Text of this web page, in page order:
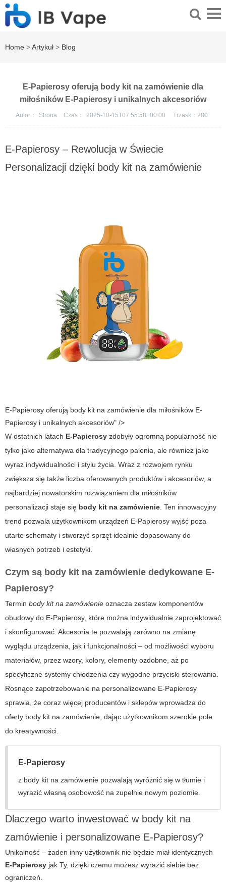
Home >Artykuł > Blog
E-Papierosy oferują body kit na zamówienie dla
miłośników E-Papierosy i unikalnych akcesoriów
Autor： Strona Czas： 2025-10-15T07:55:58+00:00 Trzask： 280
E-Papierosy – Rewolucja w Świecie
Personalizacji dzięki body kit na zamówienie
E-Papierosy oferują body kit na zamówienie dla miłośników E-
Papierosy i unikalnych akcesoriów" />
W ostatnich latach E-Papierosy zdobyły ogromną popularność nie
tylko jako alternatywa dla tradycyjnego palenia, ale również jako
wyraz indywidualności i stylu życia. Wraz z rozwojem rynku
zwiększa się także liczba oferowanych produktów i akcesoriów, a
najbardziej nowatorskim rozwiązaniem dla miłośników
personalizacji staje się body kit na zamówienie. Ten innowacyjny
trend pozwala użytkownikom urządzeń E-Papierosy wyjść poza
utarte schematy i stworzyć sprzęt idealnie dopasowany do
własnych potrzeb i estetyki.
Czym są body kit na zamówienie dedykowane E-
Papierosy?
Termin body kit na zamówienie oznacza zestaw komponentów
obudowy do E-Papierosy, które można indywidualnie zaprojektować
i skonfigurować. Akcesoria te pozwalają zarówno na zmianę
wyglądu urządzenia, jak i funkcjonalności – od możliwości wyboru
materiałów, przez wzory, kolory, elementy ozdobne, aż po
specyficzne systemy chłodzenia czy wygodne przyciski sterowania.
Rosnące zapotrzebowanie na personalizowane E-Papierosy
sprawia, że coraz więcej producentów i sklepów wprowadza do
oferty body kit na zamówienie, dając użytkownikom szerokie pole
do kreatywności.
E-Papierosy
z body kit na zamówienie pozwalają wyróżnić się w tłumie i
wyrazić własną osobowość na zupełnie nowym poziomie.
Dlaczego warto inwestować w body kit na
zamówienie i personalizowane E-Papierosy?
Unikalność – żaden inny użytkownik nie będzie miał identycznych
E-Papierosy jak Ty, dzięki czemu możesz wyrazić siebie bez
ograniczeń.